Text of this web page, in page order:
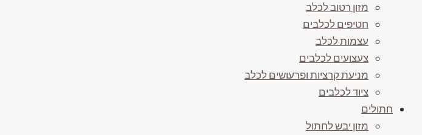
מזון רטוב לכלב
חטיפים לכלבים
עצמות לכלב
צעצועים לכלבים
מניעת קרציות ופרעושים לכלב
ציוד לכלבים
חתולים
מזון יבש לחתול